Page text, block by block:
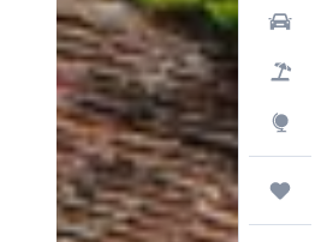
سيارات
حزم العروض
استكشاف
رحلات